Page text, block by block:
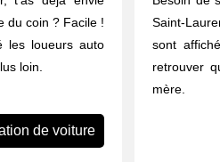
du coin ? Facile !
les loueurs auto
loin.
de voiture
Saint-
sont
retrouver
mère.